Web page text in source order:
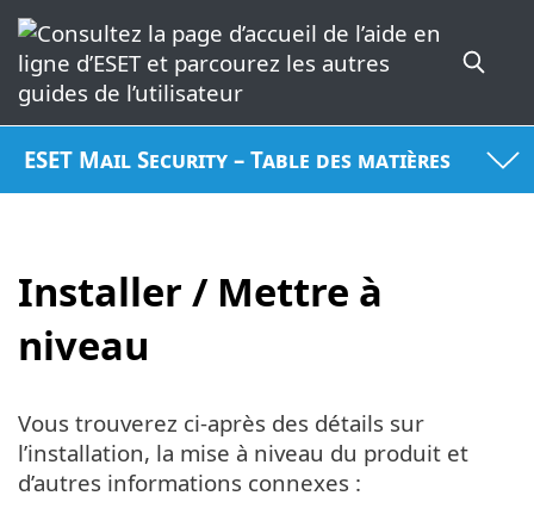
ESET Mail Security – Table des matières
Installer / Mettre à
niveau
Vous trouverez ci-après des détails sur
l’installation, la mise à niveau du produit et
d’autres informations connexes :